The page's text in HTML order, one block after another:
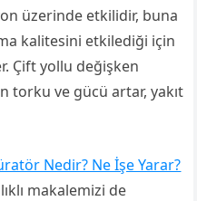
üzerinde etkilidir, buna
kalitesini etkilediği için
Çift yollu değişken
torku ve gücü artar, yakıt
Nedir? Ne İşe Yarar?
makalemizi de